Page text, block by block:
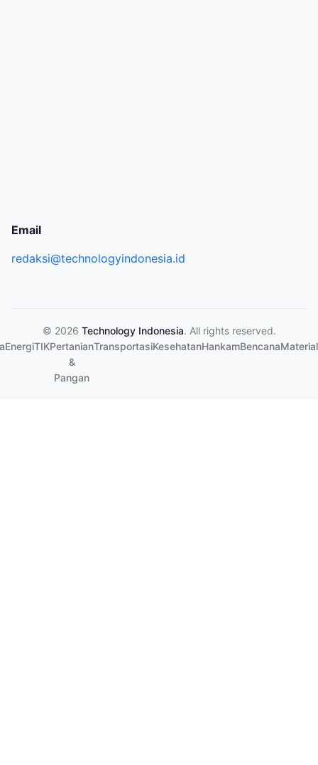
Email
redaksi@technologyindonesia.id
© 2026 Technology Indonesia. All rights reserved.
EnergiTIKPertanian
&
Pangan
TransportasiKesehatanHankamBencanaMaterial